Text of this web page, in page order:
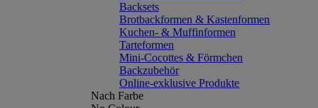
Backsets
Brotbackformen & Kastenformen
Kuchen- & Muffinformen
Tarteformen
Mini-Cocottes & Förmchen
Backzubehör
Online-exklusive Produkte
Nach Farbe